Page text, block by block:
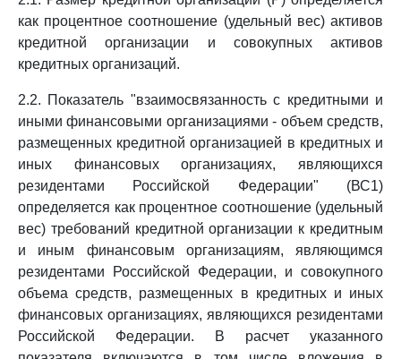
как процентное соотношение (удельный вес) активов
кредитной организации и совокупных активов
кредитных организаций.
2.2. Показатель "взаимосвязанность с кредитными и
иными финансовыми организациями - объем средств,
размещенных кредитной организацией в кредитных и
иных финансовых организациях, являющихся
резидентами Российской Федерации" (ВС1)
определяется как процентное соотношение (удельный
вес) требований кредитной организации к кредитным
и иным финансовым организациям, являющимся
резидентами Российской Федерации, и совокупного
объема средств, размещенных в кредитных и иных
финансовых организациях, являющихся резидентами
Российской Федерации. В расчет указанного